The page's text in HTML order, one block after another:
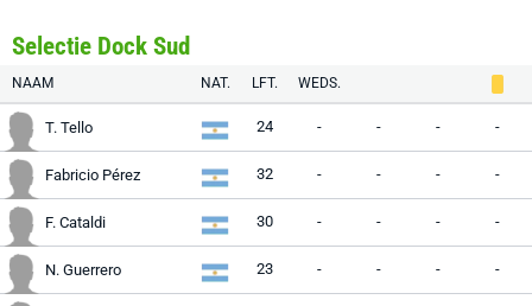
Selectie Dock Sud
NAAM NAT. LFT. WEDS.
T. Tello 24 - - - -
Fabricio Pérez 32 - - - -
F. Cataldi 30 - - - -
N. Guerrero 23 - - - -